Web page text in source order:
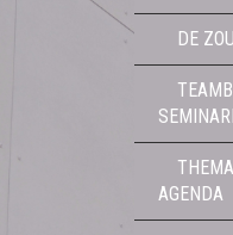
DE
AGENDA